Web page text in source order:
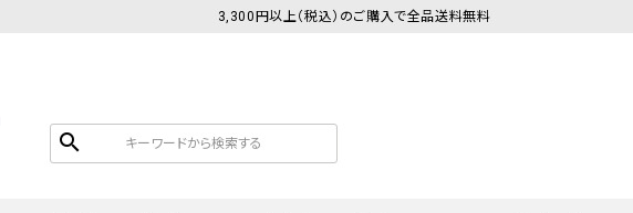
3,300円以上（税込）のご購入で全品送料無料
search